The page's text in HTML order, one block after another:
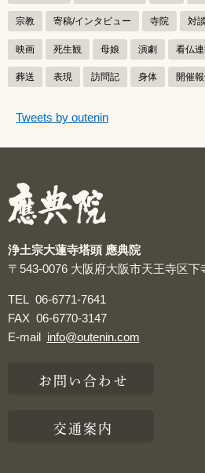
宗教 寄稿/インタビュー 寺院 対談
映画 死生観 母娘 演劇 看仏
葬送 表現 訪問記 身体 開催
つぶやき
つぶやきをスキップする
Tweets by outenin
浄土宗大蓮寺塔頭 應典院
〒543-0076 大阪府大阪市天王寺区下
TEL 06-6771-7641
FAX 06-6770-3147
E-mail info@outenin.com
お問い合わせ
交通案内